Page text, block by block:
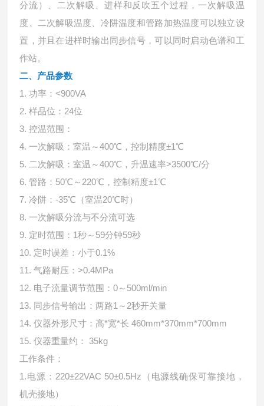
分流）、二次解吸、进样和反吹五个过程，一次解吸温
度、二次解吸温度、冷阱温度和管路加热温度可以独立设
置，并且在进样时输出同步信号，可以同时启动色谱和工
作站。
二、产品参数
1. 功率：<900VA
2. 样品位：24位
3. 控温范围：
4. 一次解吸：室温～400℃，控制精度±1℃
5. 二次解吸：室温～400℃，升温速率>3500℃/分
6. 管路：50℃～220℃，控制精度±1℃
7. 冷阱：-35℃（室温20℃时）
8. 一次解吸分流与不分流可选
9. 定时范围：1秒～59分钟59秒
10. 定时误差：小于0.1%
11. 气路耐压：>0.4MPa
12. 电子流量调节范围：0～500ml/min
13. 同步信号输出：两路1～2秒开关量
14. 仪器外形尺寸：高*宽*长 460mm*370mm*700mm
15. 仪器重量约： 35kg
工作条件：
1.电源：220±22VAC 50±0.5Hz（电源线确保可靠接地，
机壳接地）